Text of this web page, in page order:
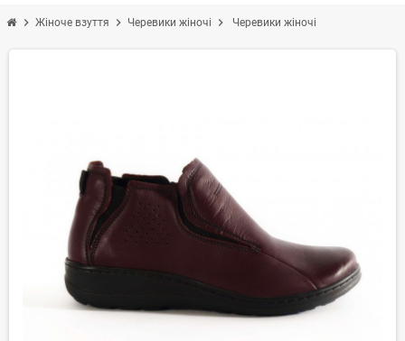
chevron_right Жіноче взуття chevron_right Черевики жіночі chevron_right Черевики жіночі